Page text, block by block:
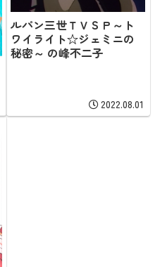
ルパン三世ＴＶＳＰ～ト
ワイライト☆ジェミニの
秘密～ の峰不二子
2022.08.01